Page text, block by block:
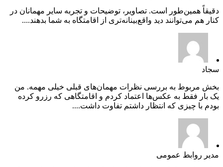
دقیقاً همین‌طور است. تصاویر، توضیحات و تجربه سایر مهمانان در
کنار هم می‌توانند دید واقع‌بینانه‌تری از اقامتگاه به شما بدهند....
سجاد
بخش مربوط به بررسی نظرات مهمان‌های قبلی خیلی مهمه. من
یک بار فقط به عکس‌ها اعتماد کردم و اقامتگاهی که رزرو کرده
بودم با چیزی که انتظار داشتم تفاوت داشت....
مدیر روابط عمومی